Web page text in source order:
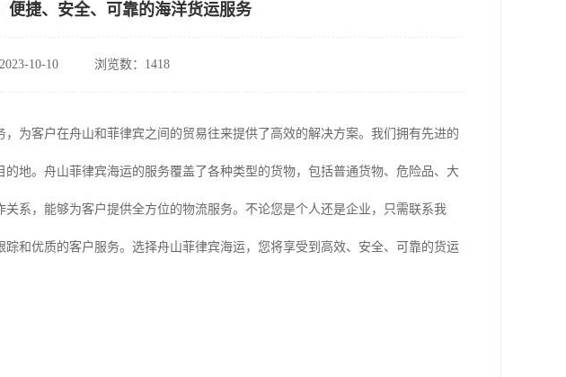
便捷、安全、可靠的海洋货运服务
10-10 浏览数：1418
为客户在舟山和菲律宾之间的贸易往来提供了高效的解决方案。我们拥有先进的
地。舟山菲律宾海运的服务覆盖了各种类型的货物，包括普通货物、危险品、大
系，能够为客户提供全方位的物流服务。不论您是个人还是企业，只需联系我
和优质的客户服务。选择舟山菲律宾海运，您将享受到高效、安全、可靠的货运